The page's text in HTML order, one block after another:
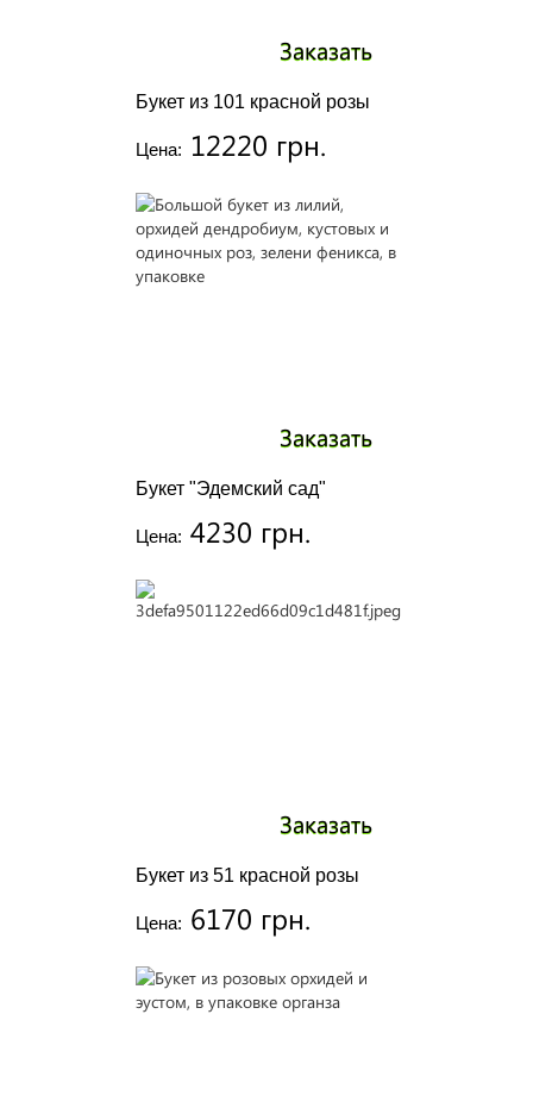
Букет из 101 красной розы
Цена: 12220 грн.
Заказать
Букет "Эдемский сад"
Цена: 4230 грн.
Заказать
Букет из 51 красной розы
Цена: 6170 грн.
Заказать